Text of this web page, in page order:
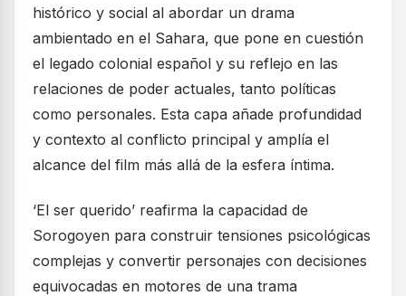
histórico y social al abordar un drama
ambientado en el Sahara, que pone en cuestión
el legado colonial español y su reflejo en las
relaciones de poder actuales, tanto políticas
como personales. Esta capa añade profundidad
y contexto al conflicto principal y amplía el
alcance del film más allá de la esfera íntima.
‘El ser querido’ reafirma la capacidad de
Sorogoyen para construir tensiones psicológicas
complejas y convertir personajes con decisiones
equivocadas en motores de una trama